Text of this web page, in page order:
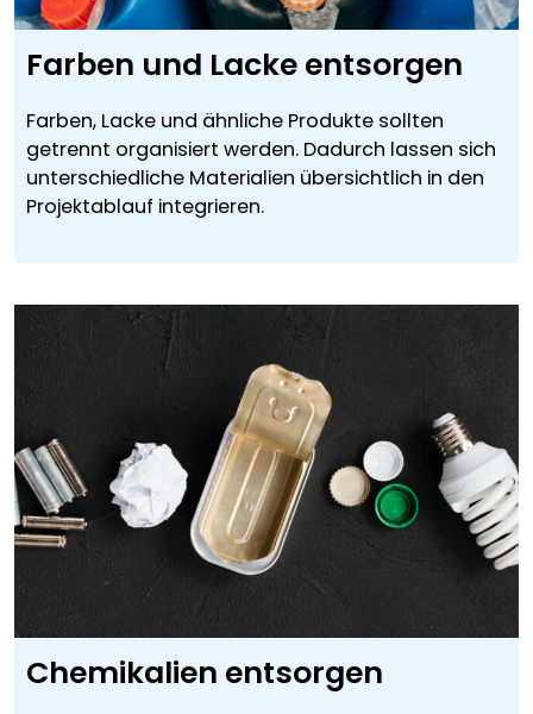
Farben und Lacke entsorgen
Farben, Lacke und ähnliche Produkte sollten
getrennt organisiert werden. Dadurch lassen sich
unterschiedliche Materialien übersichtlich in den
Projektablauf integrieren.
Chemikalien entsorgen